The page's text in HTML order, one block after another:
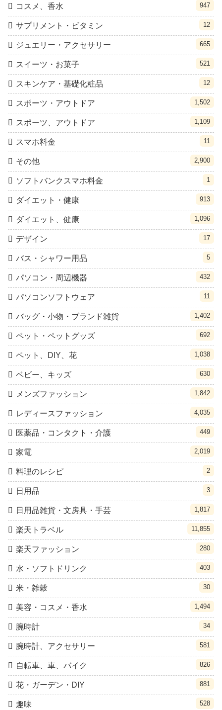
コスメ、香水 947
サプリメント・ビタミン 12
ジュエリー・アクセサリー 665
スイーツ・お菓子 521
スキンケア・基礎化粧品 12
スポーツ・アウトドア 1,502
スポーツ、アウトドア 1,109
スマホ料金 11
その他 2,900
ソフトバンクスマホ料金 1
ダイエット・健康 913
ダイエット、健康 1,096
デザイン 17
バス・シャワー用品 5
パソコン・周辺機器 432
パソコンソフトウェア 11
バッグ・小物・ブランド雑貨 1,402
ペット・ペットグッズ 692
ペット、DIY、花 1,038
ベビー、キッズ 630
メンズファッション 1,842
レディースファッション 4,035
医薬品・コンタクト・介護 449
家電 2,019
料理のレシピ 2
日用品 3
日用品雑貨・文房具・手芸 1,817
楽天トラベル 11,855
楽天ファッション 280
水・ソフトドリンク 403
米・雑穀 30
美容・コスメ・香水 1,494
腕時計 34
腕時計、アクセサリー 581
自転車、車、バイク 826
花・ガーデン・DIY 881
趣味 528